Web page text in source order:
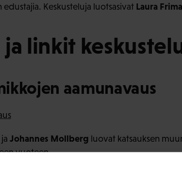
Keskusteluja luotsasivat Laura
linkit
aamunavaus
ja Johannes Mollberg luovat katsauksen
vuoteen.